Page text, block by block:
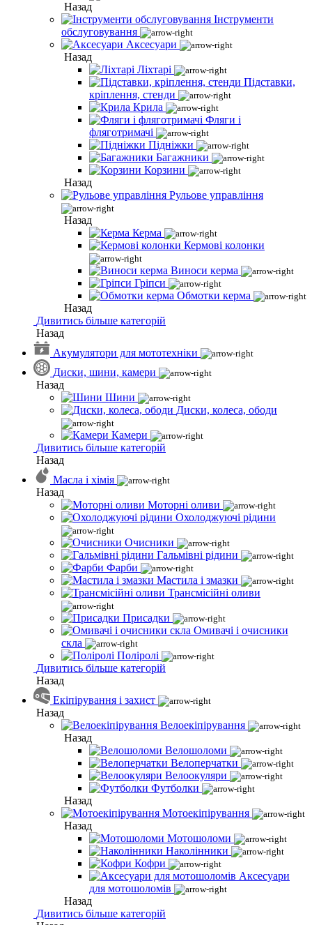
Назад
Інструменти
обслуговування
Аксесуари
Назад
Ліхтарі
Підставки,
кріплення, стенди
Крила
Фляги і
фляготримачі
Підніжки
Багажники
Корзини
Назад
Рульове управління
Назад
Керма
Кермові колонки
Виноси керма
Гріпси
Обмотки керма
Назад
Дивитись більше категорій
Назад
Акумулятори для мототехніки
Диски, шини, камери
Назад
Шини
Диски, колеса, ободи
Камери
Дивитись більше категорій
Назад
Масла і хімія
Назад
Моторні оливи
Охолоджуючі рідини
Очисники
Гальмівні рідини
Фарби
Мастила і змазки
Трансмісійні оливи
Присадки
Омивачі і очисники
скла
Поліролі
Дивитись більше категорій
Назад
Екіпірування і захист
Назад
Велоекіпірування
Назад
Велошоломи
Велоперчатки
Велоокуляри
Футболки
Назад
Мотоекіпірування
Назад
Мотошоломи
Наколінники
Кофри
Аксесуари
для мотошоломів
Назад
Дивитись більше категорій